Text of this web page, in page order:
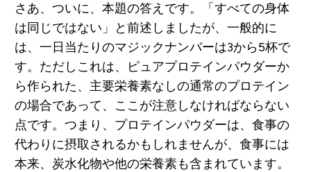
さあ、ついに、本題の答えです。「すべての身体
は同じではない」と前述しましたが、一般的に
は、一日当たりのマジックナンバーは3から5杯で
す。ただしこれは、ピュアプロテインパウダーか
ら作られた、主要栄養素なしの通常のプロテイン
の場合であって、ここが注意しなければならない
点です。つまり、プロテインパウダーは、食事の
代わりに摂取されるかもしれませんが、食事には
本来、炭水化物や他の栄養素も含まれています。